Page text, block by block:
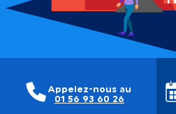
Appelez-nous au
01 56 93 60 26